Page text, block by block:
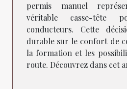
permis manuel
véritable casse-tête
conducteurs. Cette
durable sur le confort de
la formation et les
route. Découvrez dans cet